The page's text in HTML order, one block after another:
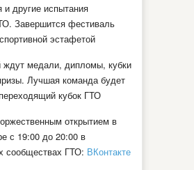
и другие испытания
Завершится фестиваль
эстафетой
ждут медали, дипломы, кубки
Лучшая команда будет
кубок ГТО
открытием в
с 19:00 до 20:00 в
сообществах ГТО: ВКонтакте